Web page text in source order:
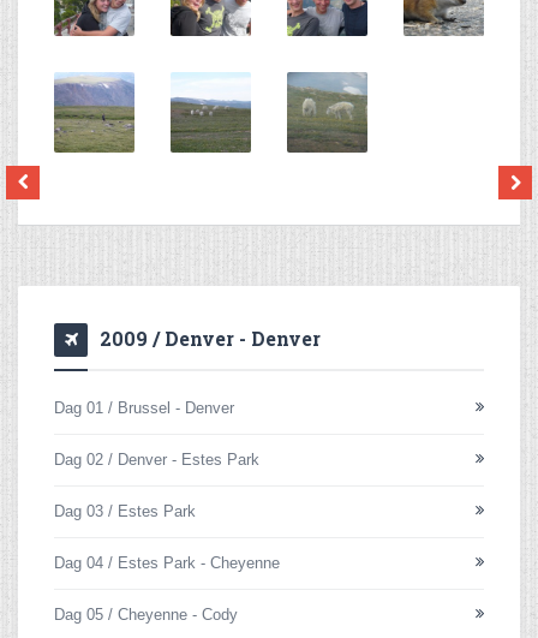
2009 / Denver - Denver
Dag 01 / Brussel - Denver
Dag 02 / Denver - Estes Park
Dag 03 / Estes Park
Dag 04 / Estes Park - Cheyenne
Dag 05 / Cheyenne - Cody